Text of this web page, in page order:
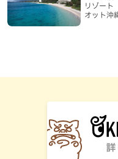
リゾート
オット沖